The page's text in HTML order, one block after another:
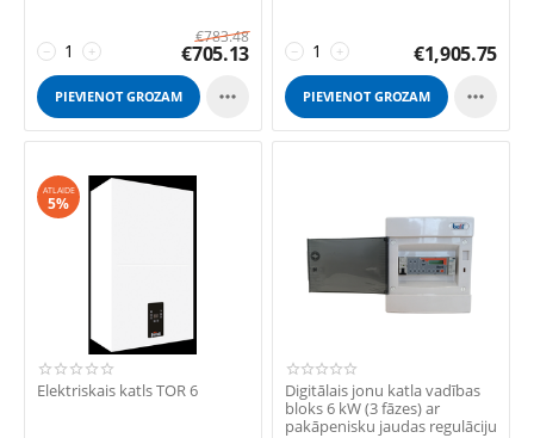
+
−
€783.48
€705.13
PIEVIENOT GROZAM 
+
− €1,905.75
PIEVIENOT GROZAM 
ATLAIDE
5%
Elektriskais katls TOR 6
Digitālais jonu katla vadības
bloks 6 kW (3 fāzes) ar
pakāpenisku jaudas regulāciju